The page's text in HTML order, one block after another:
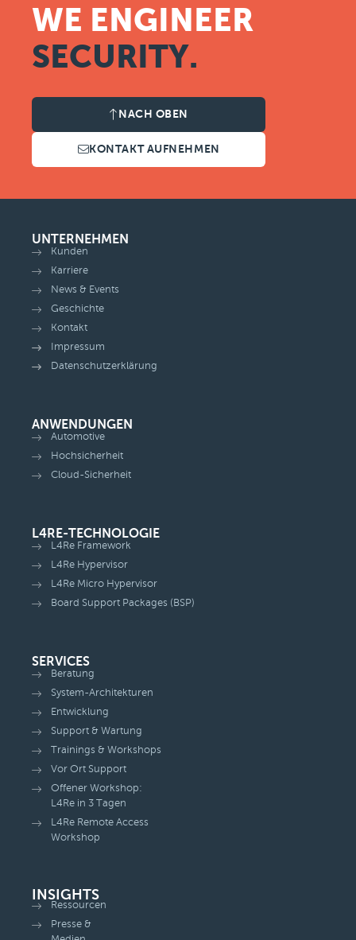
WE ENGINEER
SECURITY.
NACH OBEN
KONTAKT AUFNEHMEN
UNTERNEHMEN
Kunden
Karriere
News & Events
Geschichte
Kontakt
Impressum
Datenschutzerklärung
ANWENDUNGEN
Automotive
Hochsicherheit
Cloud-Sicherheit
L4RE-TECHNOLOGIE
L4Re Framework
L4Re Hypervisor
L4Re Micro Hypervisor
Board Support Packages (BSP)
SERVICES
Beratung
System-Architekturen
Entwicklung
Support & Wartung
Trainings & Workshops
Vor Ort Support
Offener Workshop:
L4Re in 3 Tagen
L4Re Remote Access
Workshop
INSIGHTS
Ressourcen
Presse &